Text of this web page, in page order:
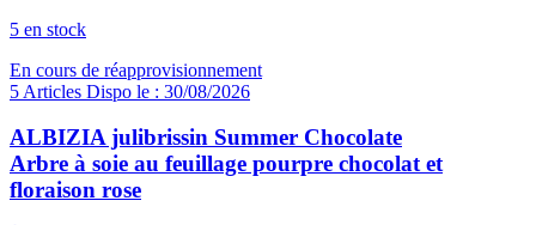
5 en stock
En cours de réapprovisionnement
5 Articles Dispo le : 30/08/2026
ALBIZIA julibrissin Summer Chocolate
Arbre à soie au feuillage pourpre chocolat et
floraison rose